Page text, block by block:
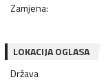
Zamjena:
LOKACIJA OGLASA
Država